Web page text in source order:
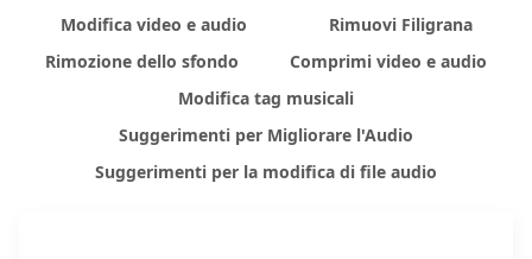
Modifica video e audio
Rimuovi Filigrana
Rimozione dello sfondo
Comprimi video e audio
Modifica tag musicali
Suggerimenti per Migliorare l'Audio
Suggerimenti per la modifica di file audio